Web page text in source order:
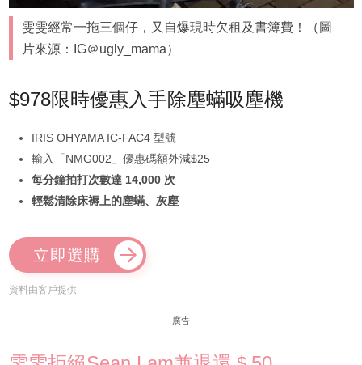
雯雯經常一拖三個仔，又自爆現時欠租及書簿費！（圖
片來源：IG＠ugly_mama）
$978限時優惠入手除塵蟎吸塵機
IRIS OHYAMA IC-FAC4 型號
輸入「NMG002」優惠碼額外減$25
每分鐘拍打次數達 14,000 次
輕鬆清除床褥上的塵蟎、灰塵
立即選購
資料由客戶提供
廣告